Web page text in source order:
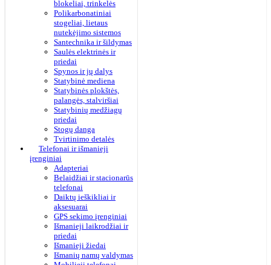
blokeliai, trinkelės
Polikarbonatiniai
stogeliai, lietaus
nutekėjimo sistemos
Santechnika ir šildymas
Saulės elektrinės ir
priedai
Spynos ir jų dalys
Statybinė mediena
Statybinės plokštės,
palangės, stalviršiai
Statybinių medžiagų
priedai
Stogų danga
Tvirtinimo detalės
Telefonai ir išmanieji
įrenginiai
Adapteriai
Belaidžiai ir stacionarūs
telefonai
Daiktų ieškikliai ir
aksesuarai
GPS sekimo įrenginiai
Išmanieji laikrodžiai ir
priedai
Išmanieji žiedai
Išmanių namų valdymas